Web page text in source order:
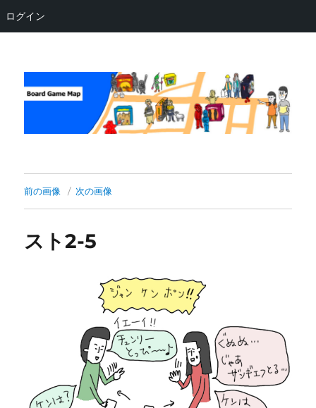
ログイン
Board Game Map
前の画像 次の画像
スト2-5